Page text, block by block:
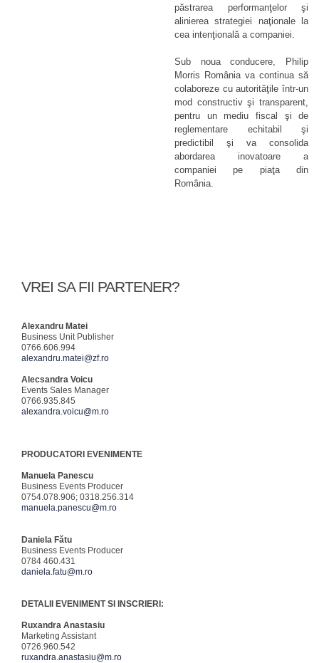
păstrarea performanţelor şi
alinierea strategiei naţionale la
cea intenţională a companiei.
Sub noua conducere, Philip
Morris România va continua să
colaboreze cu autorităţile într-un
mod constructiv şi transparent,
pentru un mediu fiscal şi de
reglementare echitabil şi
predictibil şi va consolida
abordarea inovatoare a
companiei pe piaţa din
România.
VREI SA FII PARTENER?
Alexandru Matei
Business Unit Publisher
0766.606.994
alexandru.matei@zf.ro
Alecsandra Voicu
Events Sales Manager
0766.935.845
alexandra.voicu@m.ro
PRODUCATORI EVENIMENTE
Manuela Panescu
Business Events Producer
0754.078.906; 0318.256.314
manuela.panescu@m.ro
Daniela Fătu
Business Events Producer
0784 460.431
daniela.fatu@m.ro
DETALII EVENIMENT SI INSCRIERI:
Ruxandra Anastasiu
Marketing Assistant
0726.960.542
ruxandra.anastasiu@m.ro